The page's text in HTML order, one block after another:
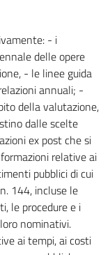
- i
delle opere
- le linee guida
annuali; -
della valutazione,
dalle scelte
ex post che si
relative ai
pubblici di cui
144, incluse le
le procedure e i
nominativi.
ai tempi, ai costi